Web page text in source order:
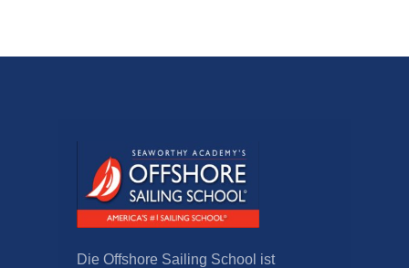
Die Offshore Sailing School ist